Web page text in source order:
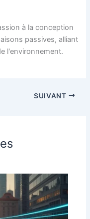
à la conception
passives, alliant
l'environnement.
SUIVANT